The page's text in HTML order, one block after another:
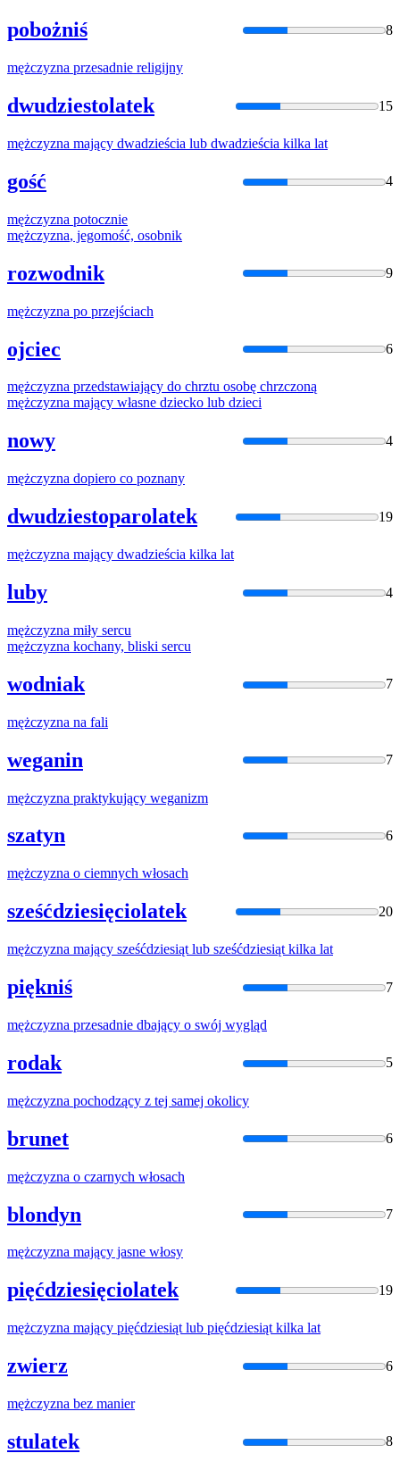
pobożniś 8
mężczyzna przesadnie religijny
dwudziestolatek 15
mężczyzna mający dwadzieścia lub dwadzieścia kilka lat
gość 4
mężczyzna potocznie
mężczyzna, jegomość, osobnik
rozwodnik 9
mężczyzna po przejściach
ojciec 6
mężczyzna przedstawiający do chrztu osobę chrzczoną
mężczyzna mający własne dziecko lub dzieci
nowy 4
mężczyzna dopiero co poznany
dwudziestoparolatek 19
mężczyzna mający dwadzieścia kilka lat
luby 4
mężczyzna miły sercu
mężczyzna kochany, bliski sercu
wodniak 7
mężczyzna na fali
weganin 7
mężczyzna praktykujący weganizm
szatyn 6
mężczyzna o ciemnych włosach
sześćdziesięciolatek 20
mężczyzna mający sześćdziesiąt lub sześćdziesiąt kilka lat
piękniś 7
mężczyzna przesadnie dbający o swój wygląd
rodak 5
mężczyzna pochodzący z tej samej okolicy
brunet 6
mężczyzna o czarnych włosach
blondyn 7
mężczyzna mający jasne włosy
pięćdziesięciolatek 19
mężczyzna mający pięćdziesiąt lub pięćdziesiąt kilka lat
zwierz 6
mężczyzna bez manier
stulatek 8